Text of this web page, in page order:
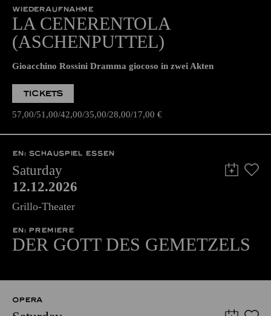
WIEDERAUFNAHME
LA CENERENTOLA
(ASCHENPUTTEL)
Gioacchino Rossini Dramma giocoso in zwei Akten
TICKETS
57,00 51,00 42,00 35,00 28,00 17,00 €
EN: SCHAUSPIEL ESSEN
Saturday
12.12.2026
Grillo-Theater
EN: PREMIERE
DER GOTT DES GEMETZELS
OPERA